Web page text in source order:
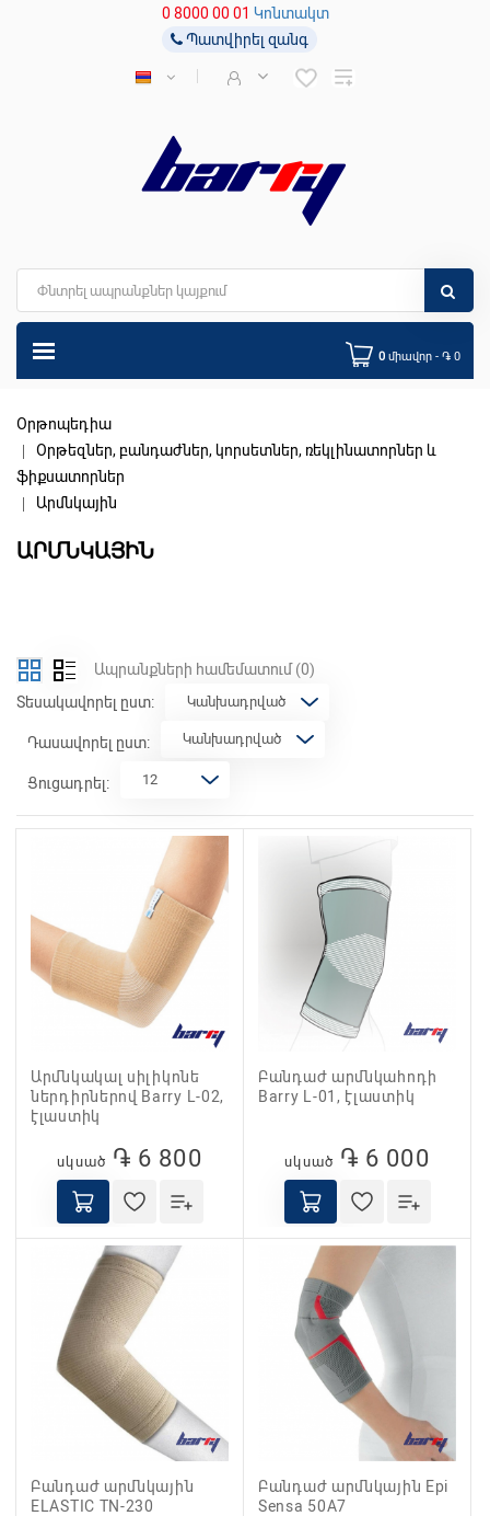
0 8000 00 01 Կոնտակտ
Պատվիրել զանգ
0 միավոր - ֏ 0
Օրթոպեդիա
Օրթեզներ, բանդաժներ, կորսետներ, ռեկլինատորներ և
ֆիքսատորներ
Արմնկային
ԱՐՄՆԿԱՅԻՆ
Ապրանքների համեմատում(0)
Տեսակավորել ըստ:
Դասավորել ըստ:
Ցուցադրել:
Արմնկակալ սիլիկոնե
ներդիրներով Barry L-02,
էլաստիկ
սկսած ֏ 6 800
Բանդաժ արմնկահոդի
Barry L-01, էլաստիկ
սկսած ֏ 6 000
Բանդաժ արմնկային
ELASTIC TN-230
Բանդաժ արմնկային Epi
Sensa 50A7